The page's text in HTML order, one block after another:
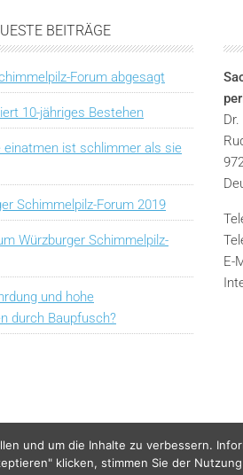
BEITRÄGE
Forum abgesagt
10-jähriges Bestehen
einatmen ist schlimmer als sie
Schimmelpilz-Forum 2019
Würzburger Schimmelpilz-
und hohe
durch Baupfusch?
E-
und um die Inhalte zu verbessern.
klicken, stimmen Sie der